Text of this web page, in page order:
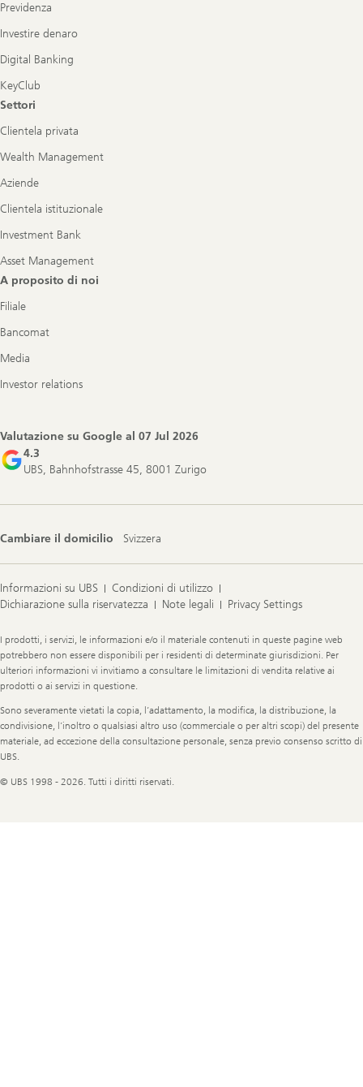
Previdenza
Investire denaro
Digital Banking
KeyClub
Settori
Clientela privata
Wealth Management
Aziende
Clientela istituzionale
Investment Bank
Asset Management
A proposito di noi
Filiale
Bancomat
Media
Investor relations
Valutazione su Google al 07 Jul 2026
4.3
UBS, Bahnhofstrasse 45, 8001 Zurigo
Cambiare il domicilio Svizzera
Informazioni su UBS
Condizioni di utilizzo
Dichiarazione sulla riservatezza
Note legali Privacy Settings
Legal
Information
I prodotti, i servizi, le informazioni e/o il materiale contenuti in queste pagine web
potrebbero non essere disponibili per i residenti di determinate giurisdizioni. Per
ulteriori informazioni vi invitiamo a consultare le limitazioni di vendita relative ai
prodotti o ai servizi in questione.
Sono severamente vietati la copia, l’adattamento, la modifica, la distribuzione, la
condivisione, l’inoltro o qualsiasi altro uso (commerciale o per altri scopi) del presente
materiale, ad eccezione della consultazione personale, senza previo consenso scritto di
UBS.
© UBS 1998 - 2026. Tutti i diritti riservati.